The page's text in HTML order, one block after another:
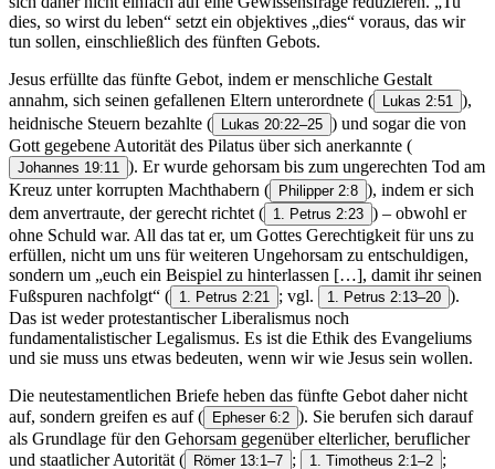
dies, so wirst du leben“ setzt ein objektives „dies“ voraus, das wir
tun sollen, einschließlich des fünften Gebots.
Jesus erfüllte das fünfte Gebot, indem er menschliche Gestalt
annahm, sich seinen gefallenen Eltern unterordnete ( Lukas 2:51
),
heidnische Steuern bezahlte ( Lukas 20:22–25 ) und sogar die von
Gott gegebene Autorität des Pilatus über sich anerkannte (
Johannes 19:11
). Er wurde gehorsam bis zum ungerechten Tod am
Kreuz unter korrupten Machthabern ( Philipper 2:8 ), indem er sich
dem anvertraute, der gerecht richtet ( 1. Petrus 2:23 ) – obwohl er
ohne Schuld war. All das tat er, um Gottes Gerechtigkeit für uns zu
erfüllen, nicht um uns für weiteren Ungehorsam zu entschuldigen,
sondern um „euch ein Beispiel zu hinterlassen […], damit ihr seinen
Fußspuren nachfolgt“ ( 1. Petrus 2:21 ; vgl. 1. Petrus 2:13–20 ).
Das ist weder protestantischer Liberalismus noch
fundamentalistischer Legalismus. Es ist die Ethik des Evangeliums
und sie muss uns etwas bedeuten, wenn wir wie Jesus sein wollen.
Die neutestamentlichen Briefe heben das fünfte Gebot daher nicht
auf, sondern greifen es auf( Epheser 6:2 ). Sie berufen sich darauf
als Grundlage für den Gehorsam gegenüber elterlicher, beruflicher
und staatlicher Autorität ( Römer 13:1–7 ; 1. Timotheus 2:1–2 ;